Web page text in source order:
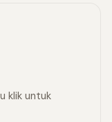
klik untuk